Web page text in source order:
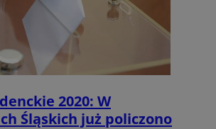
2020: W
Śląskich już policzono